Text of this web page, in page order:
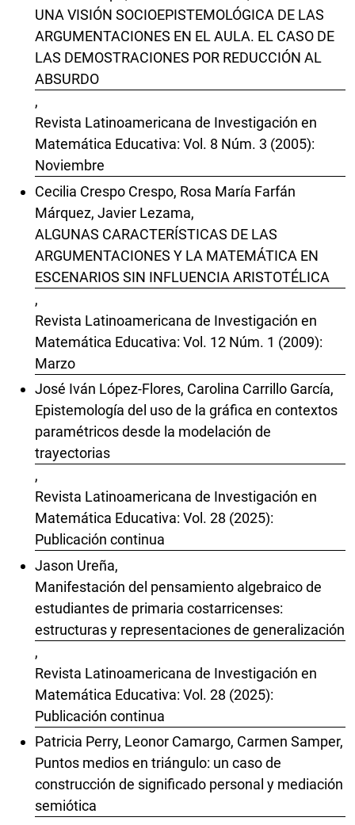
UNA VISIÓN SOCIOEPISTEMOLÓGICA DE LAS
ARGUMENTACIONES EN EL AULA. EL CASO DE
LAS DEMOSTRACIONES POR REDUCCIÓN AL
ABSURDO
,
Revista Latinoamericana de Investigación en
Matemática Educativa: Vol. 8 Núm. 3 (2005):
Noviembre
Cecilia Crespo Crespo, Rosa María Farfán
Márquez, Javier Lezama,
ALGUNAS CARACTERÍSTICAS DE LAS
ARGUMENTACIONES Y LA MATEMÁTICA EN
ESCENARIOS SIN INFLUENCIA ARISTOTÉLICA
,
Revista Latinoamericana de Investigación en
Matemática Educativa: Vol. 12 Núm. 1 (2009):
Marzo
José Iván López-Flores, Carolina Carrillo García,
Epistemología del uso de la gráfica en contextos
paramétricos desde la modelación de
trayectorias
,
Revista Latinoamericana de Investigación en
Matemática Educativa: Vol. 28 (2025):
Publicación continua
Jason Ureña,
Manifestación del pensamiento algebraico de
estudiantes de primaria costarricenses:
estructuras y representaciones de generalización
,
Revista Latinoamericana de Investigación en
Matemática Educativa: Vol. 28 (2025):
Publicación continua
Patricia Perry, Leonor Camargo, Carmen Samper,
Puntos medios en triángulo: un caso de
construcción de significado personal y mediación
semiótica